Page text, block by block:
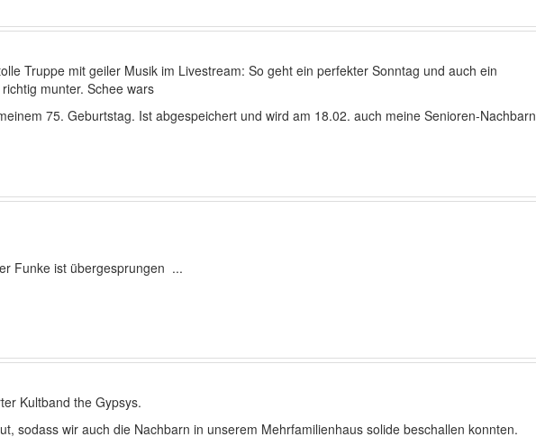
Truppe mit geiler Musik im Livestream: So geht ein perfekter Sonntag und auch ein
munter. Schee wars
75. Geburtstag. Ist abgespeichert und wird am 18.02. auch meine Senioren-Nachbarn
Funke ist übergesprungen ...
Kultband the Gypsys.
sodass wir auch die Nachbarn in unserem Mehrfamilienhaus solide beschallen konnten.